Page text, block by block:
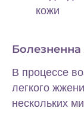
кожи
В процессе
легкого
нескольких